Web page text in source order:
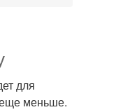
для
еще меньше.